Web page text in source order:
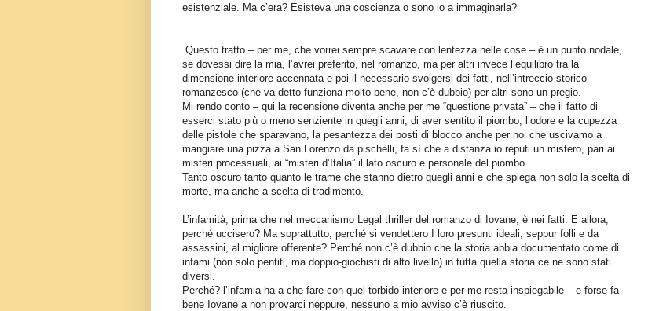
esistenziale. Ma c’era? Esisteva una coscienza o sono io a immaginarla?
Questo tratto – per me, che vorrei sempre scavare con lentezza nelle cose – è un punto nodale,
se dovessi dire la mia, l’avrei preferito, nel romanzo, ma per altri invece l’equilibro tra la
dimensione interiore accennata e poi il necessario svolgersi dei fatti, nell’intreccio storico-
romanzesco (che va detto funziona molto bene, non c’è dubbio) per altri sono un pregio.
Mi rendo conto – qui la recensione diventa anche per me “questione privata” – che il fatto di
esserci stato più o meno senziente in quegli anni, di aver sentito il piombo, l’odore e la cupezza
delle pistole che sparavano, la pesantezza dei posti di blocco anche per noi che uscivamo a
mangiare una pizza a San Lorenzo da pischelli, fa sì che a distanza io reputi un mistero, pari ai
misteri processuali, ai “misteri d’Italia” il lato oscuro e personale del piombo.
Tanto oscuro tanto quanto le trame che stanno dietro quegli anni e che spiega non solo la scelta di
morte, ma anche a scelta di tradimento.
L’infamità, prima che nel meccanismo Legal thriller del romanzo di Iovane, è nei fatti. E allora,
perché uccisero? Ma soprattutto, perché si vendettero I loro presunti ideali, seppur folli e da
assassini, al migliore offerente? Perché non c’è dubbio che la storia abbia documentato come di
infami (non solo pentiti, ma doppio-giochisti di alto livello) in tutta quella storia ce ne sono stati
diversi.
Perché? l’infamia ha a che fare con quel torbido interiore e per me resta inspiegabile – e forse fa
bene Iovane a non provarci neppure, nessuno a mio avviso c’è riuscito.